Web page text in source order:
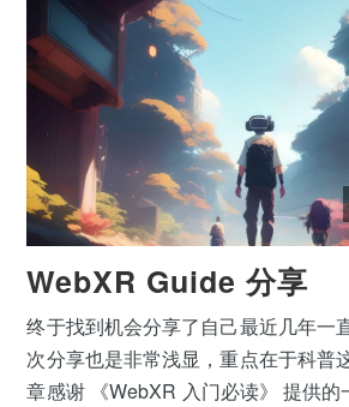
WebXR Guide 分享
终于找到机会分享了自己最近几年一
次分享也是非常浅显，重点在于科普
章感谢 《WebXR 入门必读》 提供